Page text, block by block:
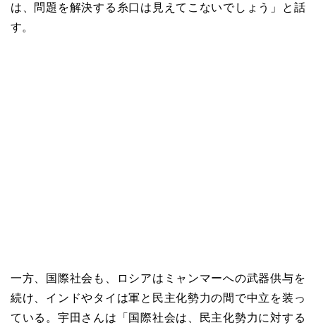
は、問題を解決する糸口は見えてこないでしょう」と話
す。
一方、国際社会も、ロシアはミャンマーへの武器供与を
続け、インドやタイは軍と民主化勢力の間で中立を装っ
ている。宇田さんは「国際社会は、民主化勢力に対する